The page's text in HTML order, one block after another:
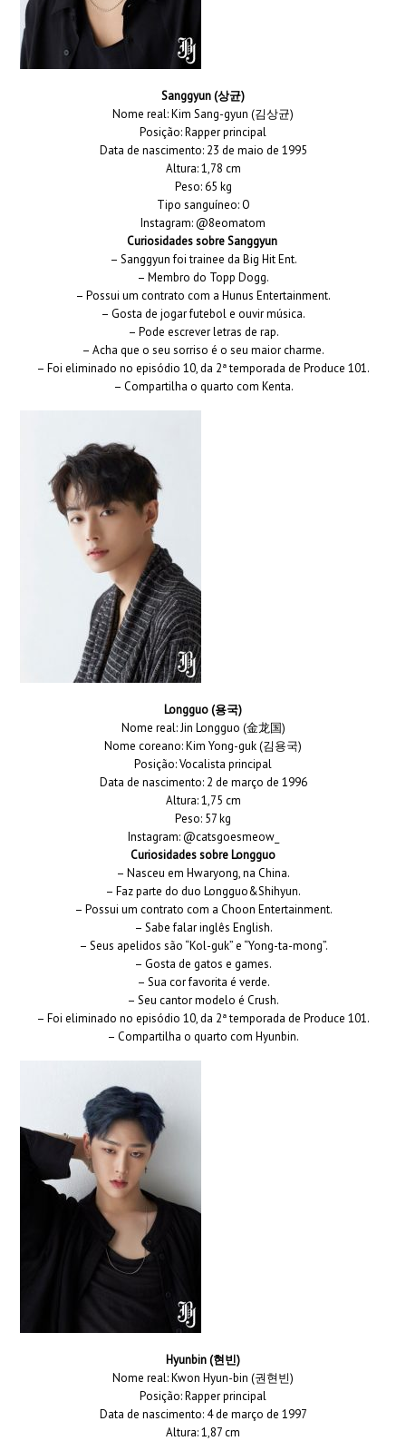
Sanggyun (상균)
Nome real: Kim Sang-gyun (김상균)
Posição: Rapper principal
Data de nascimento: 23 de maio de 1995
Altura: 1,78 cm
Peso: 65 kg
Tipo sanguíneo: O
Instagram: @8eomatom
Curiosidades sobre Sanggyun
– Sanggyun foi trainee da Big Hit Ent.
– Membro do Topp Dogg.
– Possui um contrato com a Hunus Entertainment.
– Gosta de jogar futebol e ouvir música.
– Pode escrever letras de rap.
– Acha que o seu sorriso é o seu maior charme.
– Foi eliminado no episódio 10, da 2ª temporada de Produce 101.
– Compartilha o quarto com Kenta.
Longguo (용국)
Nome real: Jin Longguo (金龙国)
Nome coreano: Kim Yong-guk (김용국)
Posição: Vocalista principal
Data de nascimento: 2 de março de 1996
Altura: 1,75 cm
Peso: 57 kg
Instagram: @catsgoesmeow_
Curiosidades sobre Longguo
– Nasceu em Hwaryong, na China.
– Faz parte do duo Longguo&Shihyun.
– Possui um contrato com a Choon Entertainment.
– Sabe falar inglês English.
– Seus apelidos são “Kol-guk” e “Yong-ta-mong”.
– Gosta de gatos e games.
– Sua cor favorita é verde.
– Seu cantor modelo é Crush.
– Foi eliminado no episódio 10, da 2ª temporada de Produce 101.
– Compartilha o quarto com Hyunbin.
Hyunbin (현빈)
Nome real: Kwon Hyun-bin (권현빈)
Posição: Rapper principal
Data de nascimento: 4 de março de 1997
Altura: 1,87 cm